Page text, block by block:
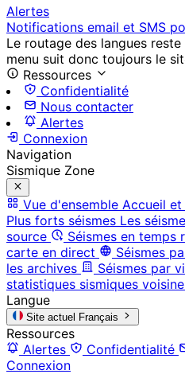
Alertes
Notifications email et SMS
Le routage des langues
menu suit donc toujours le
Ressources
Confidentialité
Nous contacter
Alertes
Connexion
Navigation
Sismique Zone
Vue d'ensemble Accueil
Plus forts séismes Les
source
Séismes en temps
carte en direct
Séismes
les archives
Séismes par
statistiques sismiques
Langue
Site actuel Français
Ressources
Alertes
Confidentialité
Connexion